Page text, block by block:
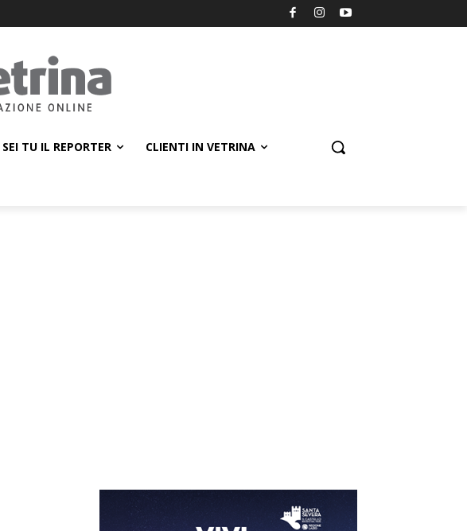
SEI TU IL REPORTER CLIENTI IN VETRINA